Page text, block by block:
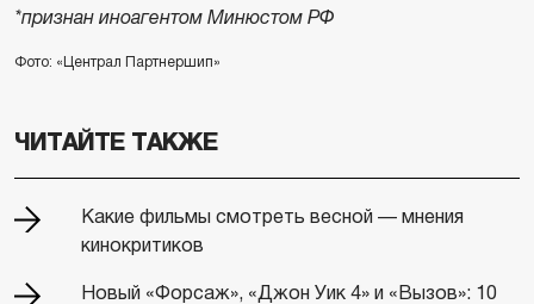
*признан иноагентом Минюстом РФ
Фото: «Централ Партнершип»
ЧИТАЙТЕ ТАКЖЕ
Какие фильмы смотреть весной — мнения
кинокритиков
Новый «Форсаж», «Джон Уик 4» и «Вызов»: 10